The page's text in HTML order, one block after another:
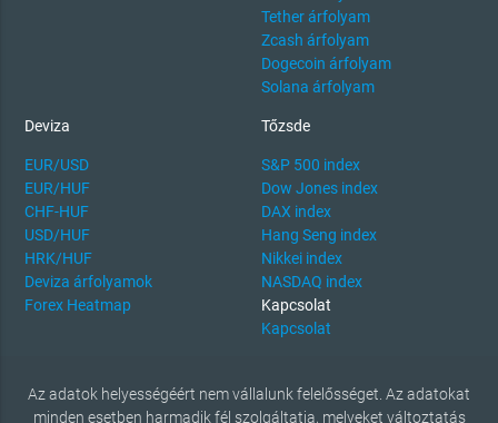
Tether árfolyam
Zcash árfolyam
Dogecoin árfolyam
Solana árfolyam
Deviza
EUR/USD
EUR/HUF
CHF-HUF
USD/HUF
HRK/HUF
Deviza árfolyamok
Forex Heatmap
Tőzsde
S&P 500 index
Dow Jones index
DAX index
Hang Seng index
Nikkei index
NASDAQ index
Kapcsolat
Kapcsolat
Az adatok helyességéért nem vállalunk felelősséget. Az adatokat
minden esetben harmadik fél szolgáltatja, melyeket változtatás